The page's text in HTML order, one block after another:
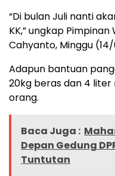
“Di bulan Juli nanti
KK,” ungkap
Cahyanto, Minggu
Adapun bantuan
20kg beras dan 4
orang.
Baca Juga :
Depan Gedung
Tuntutan